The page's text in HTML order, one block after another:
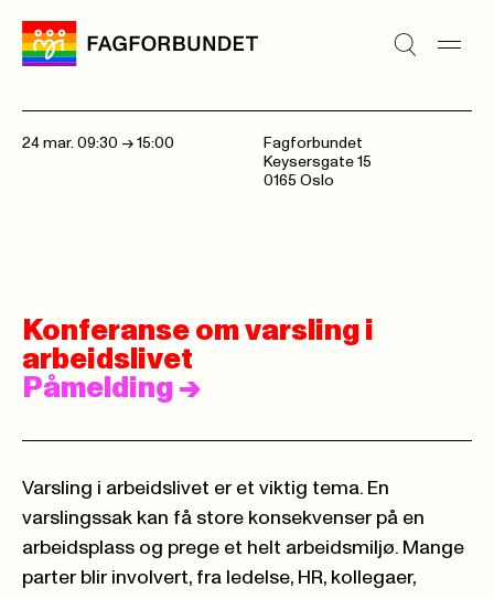
24 mar. 09:30 -> 15:00
Fagforbundet
Keysersgate 15
0165 Oslo
Konferanse om varsling i
arbeidslivet
Påmelding ->
Varsling i arbeidslivet er et viktig tema. En
varslingssak kan få store konsekvenser på en
arbeidsplass og prege et helt arbeidsmiljø. Mange
parter blir involvert, fra ledelse, HR, kollegaer,